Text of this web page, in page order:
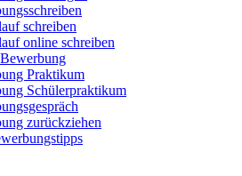
schreiben
online schreiben
Praktikum
Schülerpraktikum
zurückziehen